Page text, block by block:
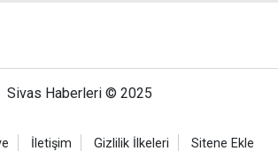
Sivas Haberleri © 2025
İletişim Gizlilik İlkeleri Sitene Ekle